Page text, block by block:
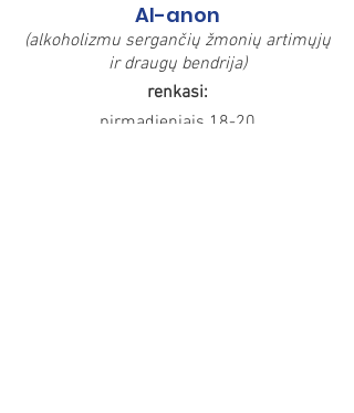
Al-anon
(alkoholizmu sergančių žmonių artimųjų
ir draugų bendrija)
renkasi:
pirmadieniais 18-20